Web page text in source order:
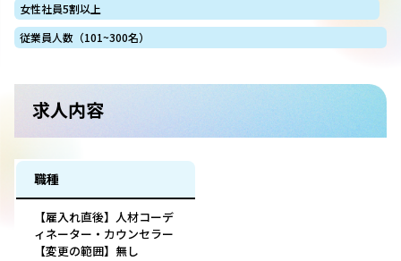
女性社員5割以上
従業員人数（101~300名）
求人内容
職種
【雇入れ直後】人材コーデ
ィネーター・カウンセラー
【変更の範囲】無し